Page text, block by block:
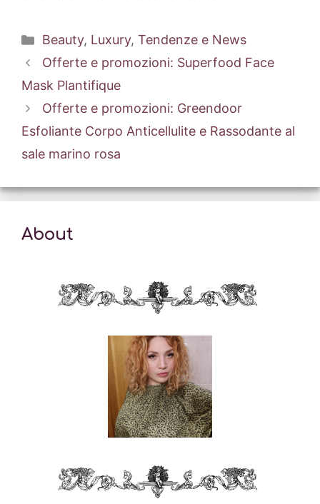
Categorie
Beauty, Luxury, Tendenze e News
Offerte e promozioni: Superfood Face
Mask Plantifique
Offerte e promozioni: Greendoor
Esfoliante Corpo Anticellulite e Rassodante al
sale marino rosa
About